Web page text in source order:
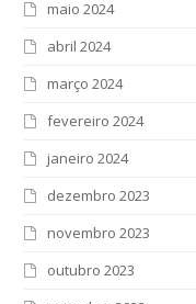
maio 2024
abril 2024
março 2024
fevereiro 2024
janeiro 2024
dezembro 2023
novembro 2023
outubro 2023